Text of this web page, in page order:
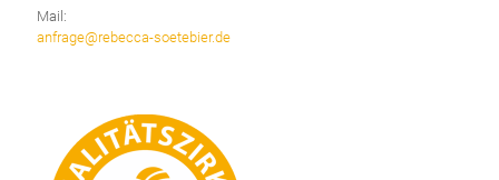
Mail:
anfrage@rebecca-soetebier.de